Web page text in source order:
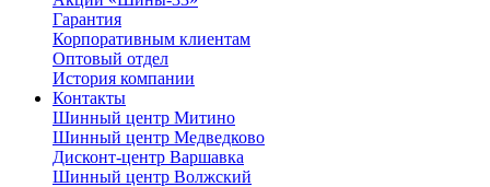
Гарантия
Корпоративным клиентам
Оптовый отдел
История компании
Контакты
Шинный центр Митино
Шинный центр Медведково
Дисконт-центр Варшавка
Шинный центр Волжский